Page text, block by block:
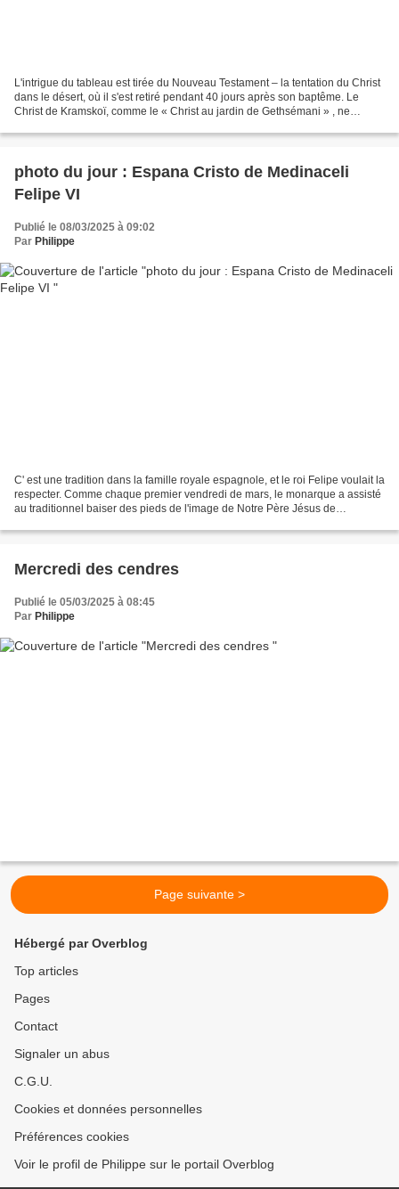
L'intrigue du tableau est tirée du Nouveau Testament – la tentation du Christ
dans le désert, où il s'est retiré pendant 40 jours après son baptême. Le
Christ de Kramskoï, comme le « Christ au jardin de Gethsémani » , ne
photo du jour : Espana Cristo de Medinaceli
Felipe VI
Publié le 08/03/2025 à 09:02
Par Philippe
C' est une tradition dans la famille royale espagnole, et le roi Felipe voulait la
respecter. Comme chaque premier vendredi de mars, le monarque a assisté
au traditionnel baiser des pieds de l'image de Notre Père Jésus de
Mercredi des cendres
Publié le 05/03/2025 à 08:45
Par Philippe
Page suivante >
Hébergé par Overblog
Top articles
Pages
Contact
Signaler un abus
C.G.U.
Cookies et données personnelles
Préférences cookies
Voir le profil de Philippe sur le portail Overblog